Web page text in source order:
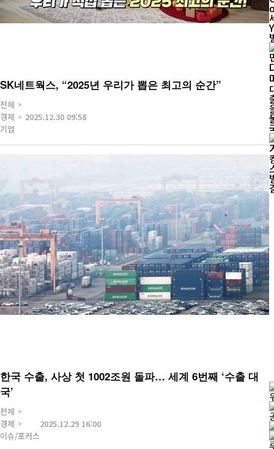
SK네트웍스, “2025년 우리가 뽑은 최고의 순간”
전체
경제
기업
2025.12.30 09:58
한국 수출, 사상 첫 1002조원 돌파… 세계 6번째 ‘수출 대
국’
전체
경제
이슈/포커스
2025.12.29 16:00
을